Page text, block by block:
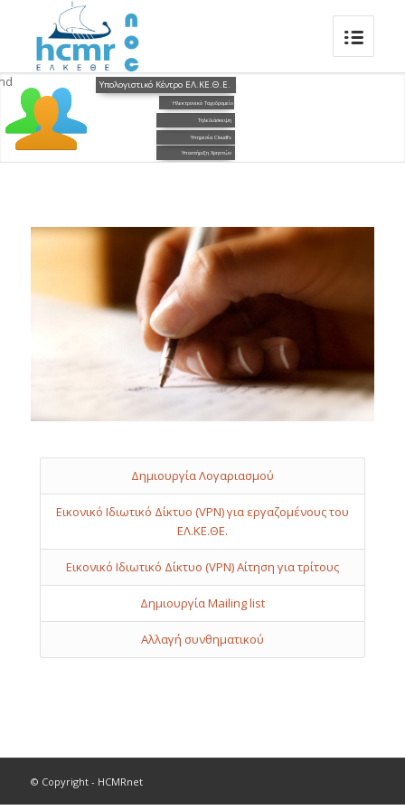
Υπολογιστικό Κέντρο ΕΛ.ΚΕ.Θ.Ε.
Ηλεκτρονικό Ταχυδρομείο
Τηλεδιάσκεψη
Υπηρεσία Cloudfs
Υποστήριξη Χρηστών
Δημιουργία Λογαριασμού
Εικονικό Ιδιωτικό Δίκτυο (VPN) για εργαζομένους του
ΕΛ.ΚΕ.ΘΕ.
Εικονικό Ιδιωτικό Δίκτυο (VPN) Αίτηση για τρίτους
Δημιουργία Mailing list
Αλλαγή συνθηματικού
© Copyright - HCMRnet